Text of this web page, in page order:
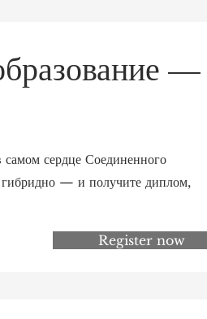
—
сердце Соединенного
гибридно — и получите диплом,
Register now